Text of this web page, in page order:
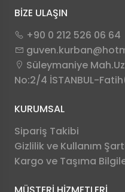
BİZE ULAŞIN
+90 0 212 526 06 64
Süleymaniye
No:2/4 İSTANBUL-
KURUMSAL
Sipariş Takibi
Gizlilik ve Kullanım
Kargo ve Taşıma